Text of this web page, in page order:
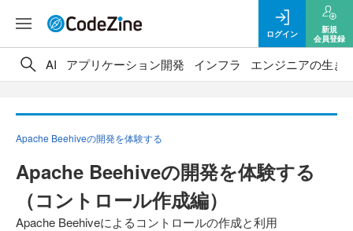
ログイン
新規
会員登録
AI アプリケーション開発 インフラ エンジニアの生き
Apache Beehiveの開発を体験する
Apache Beehiveの開発を体験する
（コントロール作成編）
Apache Beehiveによるコントロールの作成と利用